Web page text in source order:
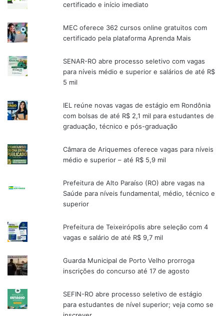
certificado e início imediato
MEC oferece 362 cursos online gratuitos com
certificado pela plataforma Aprenda Mais
SENAR-RO abre processo seletivo com vagas
para níveis médio e superior e salários de até R$
5 mil
IEL reúne novas vagas de estágio em Rondônia
com bolsas de até R$ 2,1 mil para estudantes de
graduação, técnico e pós-graduação
Câmara de Ariquemes oferece vagas para níveis
médio e superior – até R$ 5,9 mil
Prefeitura de Alto Paraíso (RO) abre vagas na
Saúde para níveis fundamental, médio, técnico e
superior
Prefeitura de Teixeirópolis abre seleção com 4
vagas e salário de até R$ 9,7 mil
Guarda Municipal de Porto Velho prorroga
inscrições do concurso até 17 de agosto
SEFIN-RO abre processo seletivo de estágio
para estudantes de nível superior; veja como se